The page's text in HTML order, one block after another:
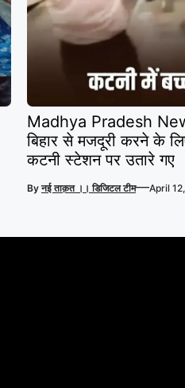
Madhya Pradesh
बिहार से मजदूरी करने के
कटनी स्टेशन पर उतारे गए
Byनई ताक़त ।। डिजिटल टीम—April